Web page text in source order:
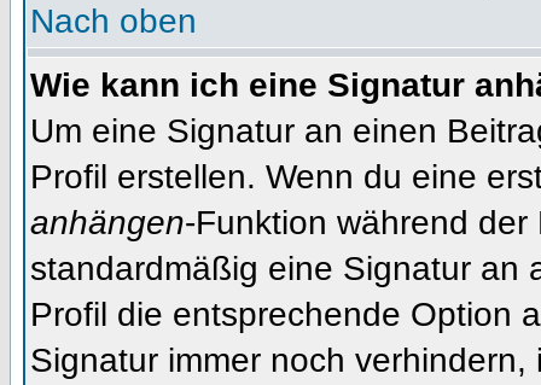
Nach oben
Wie kann ich eine Signatur
Um eine Signatur an einen
Profil erstellen. Wenn du eine
anhängen-Funktion während
standardmäßig eine Signatur an
Profil die entsprechende Option
Signatur immer noch